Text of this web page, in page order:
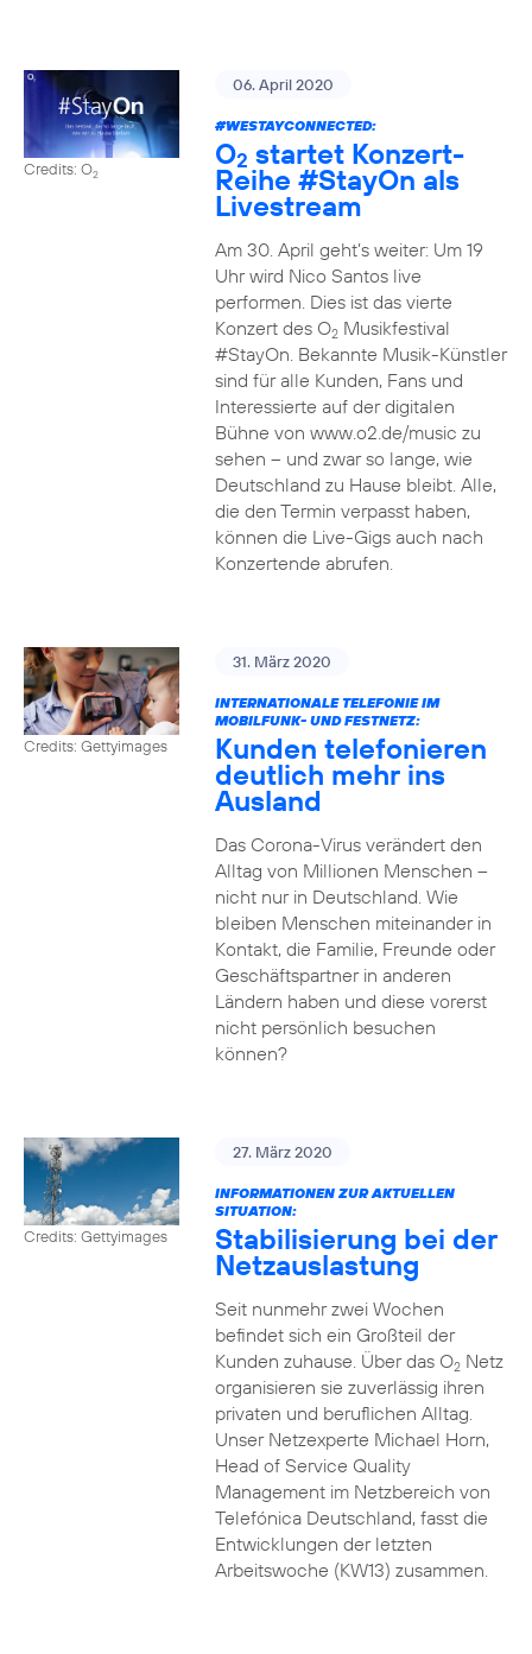
Credits: O2
06. April 2020
#WESTAYCONNECTED:
O2 startet Konzert-
Reihe #StayOn als
Livestream
Am 30. April geht’s weiter: Um 19
Uhr wird Nico Santos live
performen. Dies ist das vierte
Konzert des O2Musikfestival
#StayOn. Bekannte Musik-Künstler
sind für alle Kunden, Fans und
Interessierte auf der digitalen
Bühne von www.o2.de/music zu
sehen – und zwar so lange, wie
Deutschland zu Hause bleibt. Alle,
die den Termin verpasst haben,
können die Live-Gigs auch nach
Konzertende abrufen.
Credits: Gettyimages
31. März 2020
INTERNATIONALE TELEFONIE IM
MOBILFUNK- UND FESTNETZ:
Kunden telefonieren
deutlich mehr ins
Ausland
Das Corona-Virus verändert den
Alltag von Millionen Menschen –
nicht nur in Deutschland. Wie
bleiben Menschen miteinander in
Kontakt, die Familie, Freunde oder
Geschäftspartner in anderen
Ländern haben und diese vorerst
nicht persönlich besuchen
können?
Credits: Gettyimages
27. März 2020
INFORMATIONEN ZUR AKTUELLEN
SITUATION:
Stabilisierung bei der
Netzauslastung
Seit nunmehr zwei Wochen
befindet sich ein Großteil der
Kunden zuhause. Über das O2Netz
organisieren sie zuverlässig ihren
privaten und beruflichen Alltag.
Unser Netzexperte Michael Horn,
Head of Service Quality
Management im Netzbereich von
Telefónica Deutschland, fasst die
Entwicklungen der letzten
Arbeitswoche (KW13) zusammen.